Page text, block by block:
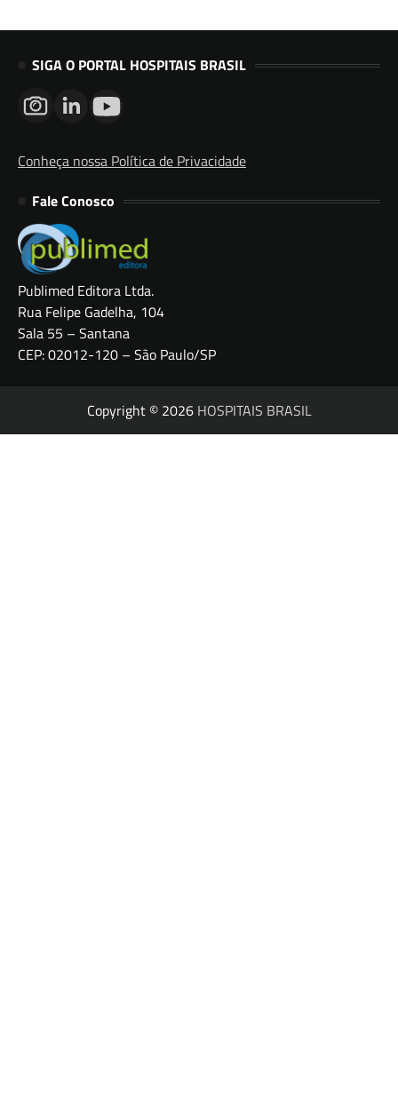
SIGA O PORTAL HOSPITAIS BRASIL
Conheça nossa Política de Privacidade
Fale Conosco
Publimed Editora Ltda.
Rua Felipe Gadelha, 104
Sala 55 – Santana
CEP: 02012-120 – São Paulo/SP
Copyright © 2026 HOSPITAIS BRASIL